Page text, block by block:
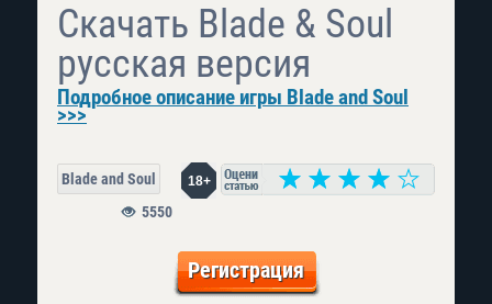
Скачать Blade & Soul
русская версия
Подробное описание игры Blade and Soul
>>>
Blade and Soul 18+
5550
Регистрация